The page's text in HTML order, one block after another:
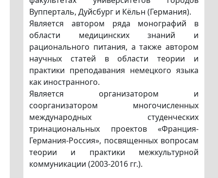
Вупперталь, Дуйсбург и Кёльн (Германия).
Является автором ряда монографий в
области медицинских знаний и
рационального питания, а также автором
научных статей в области теории и
практики преподавания немецкого языка
как иностранного.
Является организатором и
соорганизатором многочисленных
международных студенческих
тринациональных проектов «Франция-
Германия-Россия», посвященных вопросам
теории и практики межкультурной
коммуникации (2003-2016 гг.).